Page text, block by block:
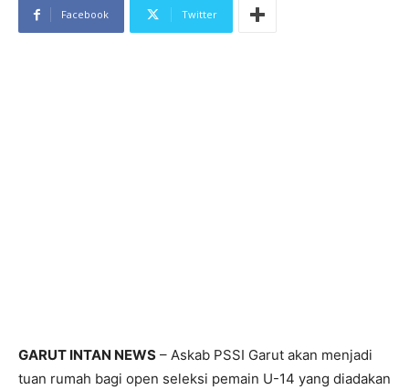
Facebook Twitter
GARUT INTAN NEWS – Askab PSSI Garut akan menjadi
tuan rumah bagi open seleksi pemain U-14 yang diadakan